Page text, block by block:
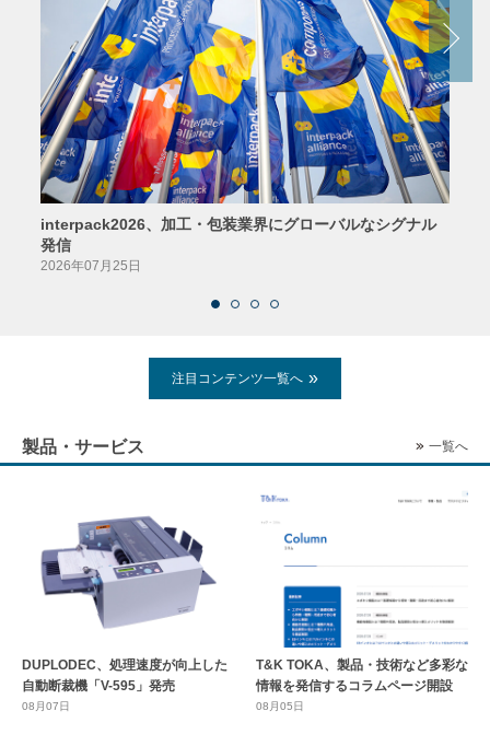
interpack2026、加工・包装業界にグローバルなシグナル
発信
2026年07月25日
注目コンテンツ一覧へ
製品・サービス 一覧へ
DUPLODEC、処理速度が向上した
自動断裁機「V-595」発売
08月07日
T&K TOKA、製品・技術など多彩な
情報を発信するコラムページ開設
08月05日